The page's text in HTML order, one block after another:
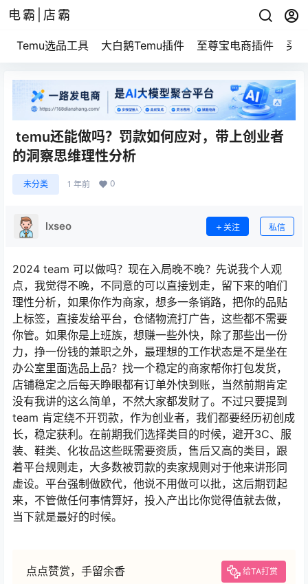
电霸|店霸
Temu选品工具 大白鹅Temu插件 至尊宝电商插件 买
temu还能做吗？罚款如何应对，带上创业者
的洞察思维理性分析
未分类 1 年前 0
lxseo 关注 私信
2024 team 可以做吗？现在入局晚不晚？先说我个人观
点，我觉得不晚，不同意的可以直接划走，留下来的咱们
理性分析，如果你作为商家，想多一条销路，把你的品贴
上标签，直接发给平台，仓储物流打广告，这些都不需要
你管。如果你是上班族，想赚一些外快，除了那些出一份
力，挣一份钱的兼职之外，最理想的工作状态是不是坐在
办公室里面选品上品？找一个稳定的商家帮你打包发货，
店铺稳定之后每天睁眼都有订单外快到账，当然前期肯定
没有我讲的这么简单，不然大家都发财了。不过只要提到
team 肯定绕不开罚款，作为创业者，我们都要经历初创成
长，稳定获利。在前期我们选择类目的时候，避开3C、服
装、鞋类、化妆品这些既需要资质，售后又高的类目，跟
着平台规则走，大多数被罚款的卖家规则对于他来讲形同
虚设。平台强制做欧代，他说不用做可以批，这后期罚起
来，不管做任何事情算好，投入产出比你觉得值就去做，
当下就是最好的时候。
点点赞赏，手留余香 给TA打赏